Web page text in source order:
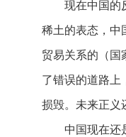
现在中国的反
稀土的表态，中
贸易关系的（国
了错误的道路上
损毁。未来正义
中国现在还是